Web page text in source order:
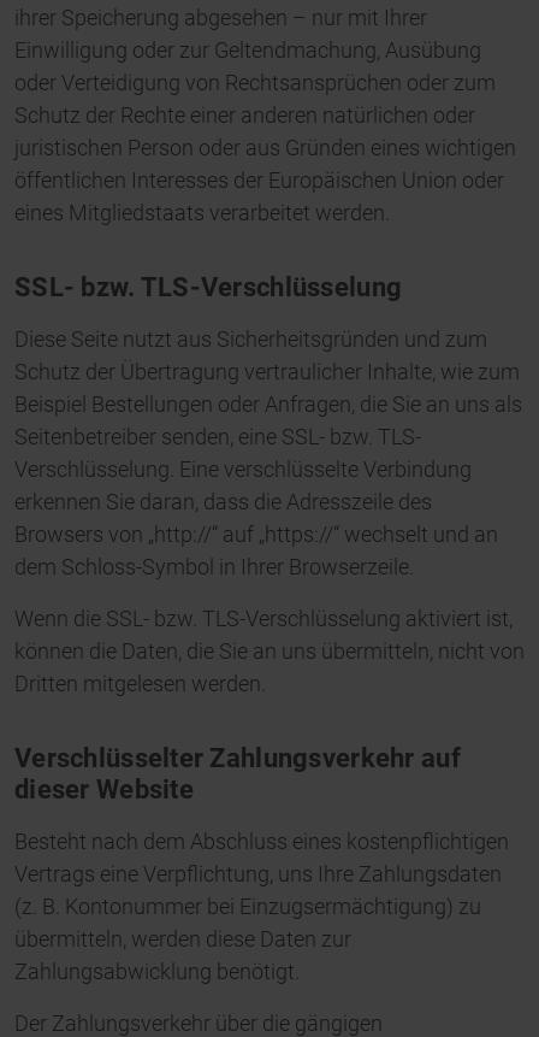
ihrer Speicherung abgesehen – nur mit Ihrer
Einwilligung oder zur Geltendmachung, Ausübung
oder Verteidigung von Rechtsansprüchen oder zum
Schutz der Rechte einer anderen natürlichen oder
juristischen Person oder aus Gründen eines wichtigen
öffentlichen Interesses der Europäischen Union oder
eines Mitgliedstaats verarbeitet werden.
SSL- bzw. TLS-Verschlüsselung
Diese Seite nutzt aus Sicherheitsgründen und zum
Schutz der Übertragung vertraulicher Inhalte, wie zum
Beispiel Bestellungen oder Anfragen, die Sie an uns als
Seitenbetreiber senden, eine SSL- bzw. TLS-
Verschlüsselung. Eine verschlüsselte Verbindung
erkennen Sie daran, dass die Adresszeile des
Browsers von „http://“ auf „https://“ wechselt und an
dem Schloss-Symbol in Ihrer Browserzeile.
Wenn die SSL- bzw. TLS-Verschlüsselung aktiviert ist,
können die Daten, die Sie an uns übermitteln, nicht von
Dritten mitgelesen werden.
Verschlüsselter Zahlungsverkehr auf
dieser Website
Besteht nach dem Abschluss eines kostenpflichtigen
Vertrags eine Verpflichtung, uns Ihre Zahlungsdaten
(z. B. Kontonummer bei Einzugsermächtigung) zu
übermitteln, werden diese Daten zur
Zahlungsabwicklung benötigt.
Der Zahlungsverkehr über die gängigen